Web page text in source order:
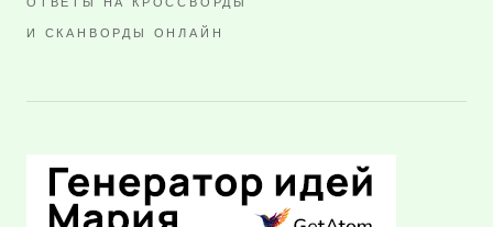
ОТВЕТЫ НА КРОССВОРДЫ
И СКАНВОРДЫ ОНЛАЙН